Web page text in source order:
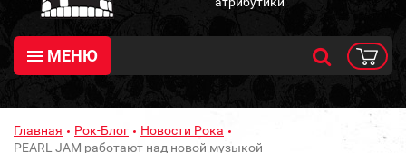
МЕНЮ
Главная Рок-Блог
Новости Рока
PEARL JAM работают над новой музыкой